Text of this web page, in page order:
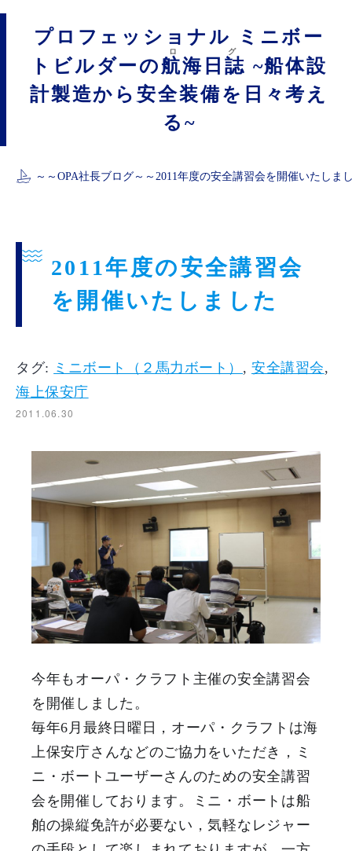
プロフェッショナル ミニボー
トビルダーの航海日誌
ログ
~船体設
計製造から安全装備を日々考え
る~
～～ OPA社長ブログ ～～ 2011年度の安全講習会を開催いたしま
2011年度の安全講習会
を開催いたしました
タグ: ミニボート（２馬力ボート） ,安全講習会,
海上保安庁
2011.06.30
今年もオーパ・クラフト主催の安全講習会
を開催しました。
毎年6月最終日曜日，オーパ・クラフトは海
上保安庁さんなどのご協力をいただき，ミ
ニ・ボートユーザーさんのための安全講習
会を開催しております。ミニ・ボートは船
舶の操縦免許が必要ない，気軽なレジャー